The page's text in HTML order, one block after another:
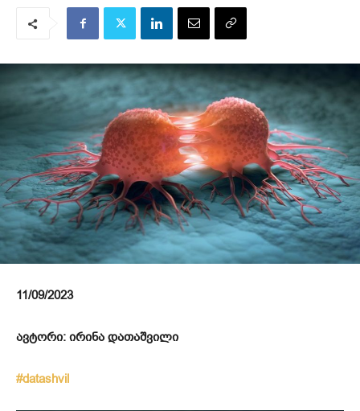
11/09/2023
ავტორი: ირინა დათაშვილი
#datashvil